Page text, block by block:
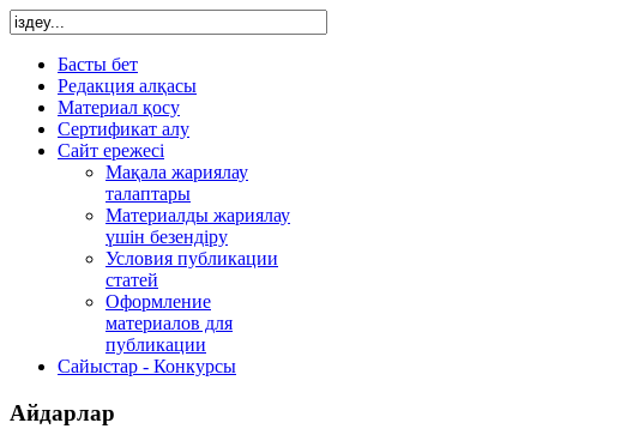
Басты бет
Редакция алқасы
Материал қосу
Сертификат алу
Сайт ережесі
Мақала жариялау
талаптары
Материалды жариялау
үшін безендіру
Условия публикации
статей
Оформление
материалов для
публикации
Сайыстар - Конкурсы
Айдарлар